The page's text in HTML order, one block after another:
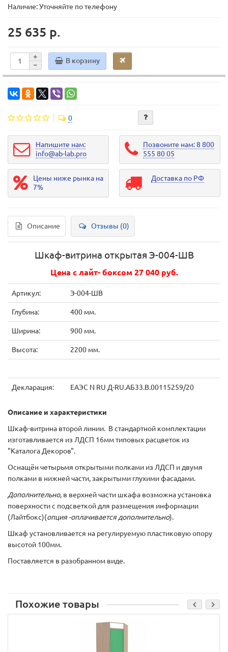
Наличие: Уточняйте по телефону
25 635 р.
В корзину
0
Напишите нам:
info@ab-lab.pro
Позвоните нам: 8 800
555 80 05
Цены ниже рынка на
7%
Доставка по РФ
Описание Отзывы (0)
Шкаф-витрина открытая Э-004-ШВ
Цена с лайт- боксом 27 040 руб.
Артикул: Э-004-ШВ
Глубина: 400 мм.
Ширина: 900 мм.
Высота: 2200 мм.
Декларация: ЕАЭС N RU Д-RU.АБ33.В.00115259/20
Описание и характеристики
Шкаф-витрина второй линии. В стандартной комплектации
изготавливается из ЛДСП 16мм типовых расцветок из
"Каталога Декоров".
Оснащён четырьмя открытыми полками из ЛДСП и двумя
полками в нижней части, закрытыми глухими фасадами.
Дополнительно, в верхней части шкафа возможна установка
поверхности с подсветкой для размещения информации
(Лайтбокс)(опция -оплачивается дополнительно).
Шкаф установливается на регулируемую пластиковую опору
высотой 100мм.
Поставляется в разобранном виде.
Похожие товары